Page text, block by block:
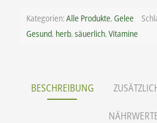
Kategorien:Alle Produkte,Gelee
Gesund, herb,säuerlich,Vitamine
BESCHREIBUNG